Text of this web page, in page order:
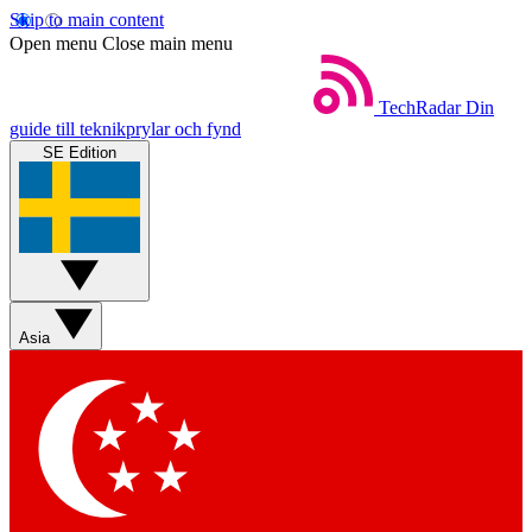
Skip to main content
Open menu Close main menu
TechRadar Din
guide till teknikprylar och fynd
SE Edition
Asia